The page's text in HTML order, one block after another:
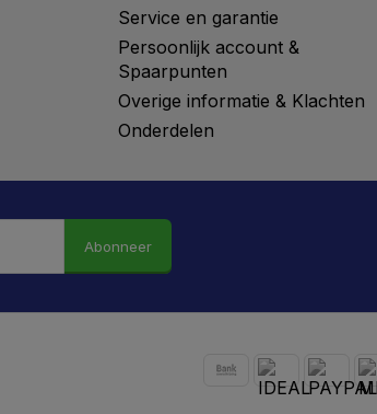
Service en garantie
Persoonlijk account &
Spaarpunten
Overige informatie & Klachten
Onderdelen
Abonneer